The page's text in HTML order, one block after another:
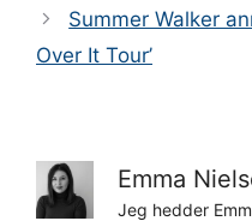
Summer Walker
Over It Tour’
Emma
Jeg hedder